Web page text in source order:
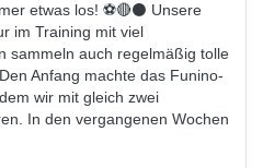
etwas los! ⚽️🔴⚫ Unsere
im Training mit viel
sammeln auch regelmäßig tolle
Anfang machte das Funino-
wir mit gleich zwei
In den vergangenen Wochen